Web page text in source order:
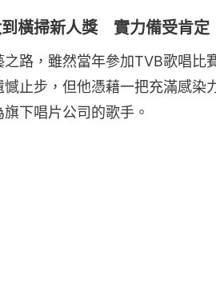
橫掃新人獎 實力備受肯定
路，雖然當年參加TVB歌唱比
止步，但他憑藉一把充滿感染
下唱片公司的歌手。